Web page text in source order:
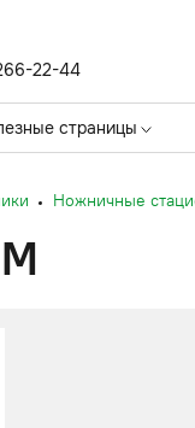
22-44
страницы
Ножничные